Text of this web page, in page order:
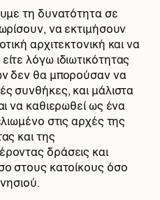
τη δυνατότητα σε
να εκτιμήσουν
αρχιτεκτονική και να
λόγω ιδιωτικότητας
δεν θα μπορούσαν να
συνθήκες, και μάλιστα
να καθιερωθεί ως ένα
στις αρχές της
και της
δράσεις και
στους κατοίκους όσο